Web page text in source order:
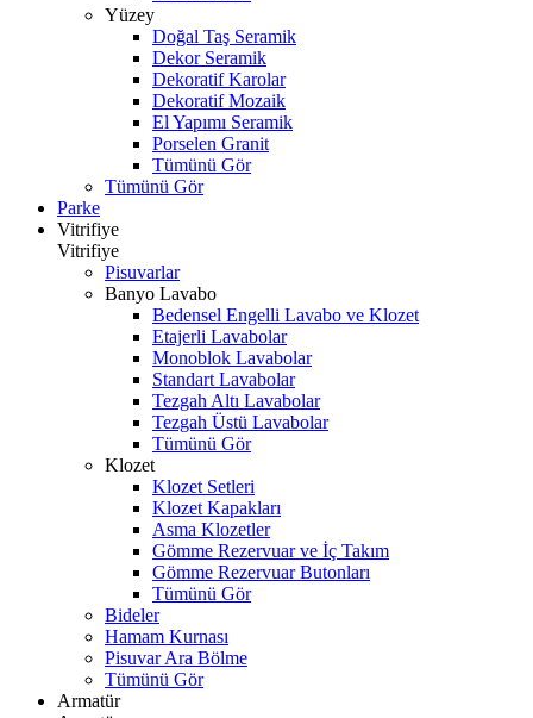
Yüzey
Doğal Taş Seramik
Dekor Seramik
Dekoratif Karolar
Dekoratif Mozaik
El Yapımı Seramik
Porselen Granit
Tümünü Gör
Tümünü Gör
Parke
Vitrifiye
Vitrifiye
Pisuvarlar
Banyo Lavabo
Bedensel Engelli Lavabo ve Klozet
Etajerli Lavabolar
Monoblok Lavabolar
Standart Lavabolar
Tezgah Altı Lavabolar
Tezgah Üstü Lavabolar
Tümünü Gör
Klozet
Klozet Setleri
Klozet Kapakları
Asma Klozetler
Gömme Rezervuar ve İç Takım
Gömme Rezervuar Butonları
Tümünü Gör
Bideler
Hamam Kurnası
Pisuvar Ara Bölme
Tümünü Gör
Armatür